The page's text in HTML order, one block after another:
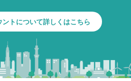
ントについて詳しくはこちら